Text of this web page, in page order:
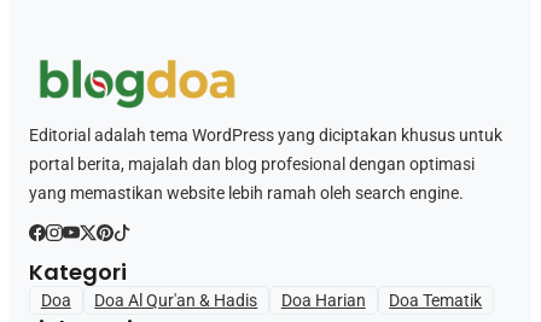
Editorial adalah tema WordPress yang diciptakan khusus untuk
portal berita, majalah dan blog profesional dengan optimasi
yang memastikan website lebih ramah oleh search engine.
Kategori
Doa Doa Al Qur'an & Hadis Doa Harian Doa Tematik